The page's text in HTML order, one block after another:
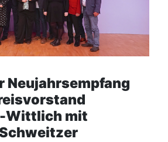
Neujahrsempfang
Wittlich mit